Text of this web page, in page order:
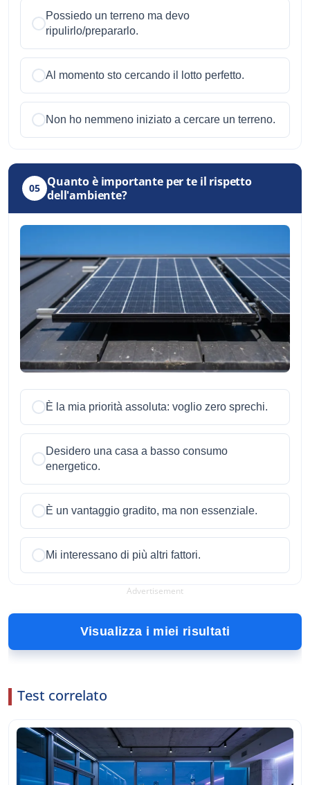
Possiedo un terreno ma devo
ripulirlo/prepararlo.
Al momento sto cercando il lotto perfetto.
Non ho nemmeno iniziato a cercare un terreno.
05 Quanto è importante per te il rispetto
dell'ambiente?
È la mia priorità assoluta: voglio zero sprechi.
Desidero una casa a basso consumo
energetico.
È un vantaggio gradito, ma non essenziale.
Mi interessano di più altri fattori.
Advertisement
Visualizza i miei risultati
Test correlato